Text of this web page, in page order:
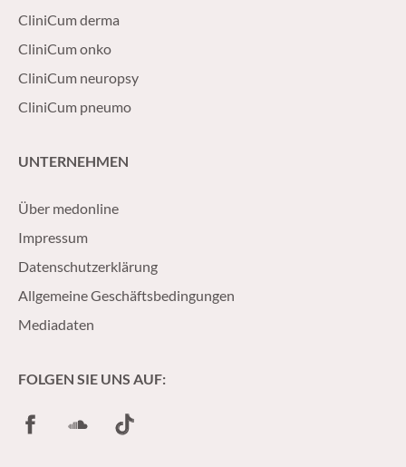
CliniCum derma
CliniCum onko
CliniCum neuropsy
CliniCum pneumo
UNTERNEHMEN
Über medonline
Impressum
Datenschutzerklärung
Allgemeine Geschäftsbedingungen
Mediadaten
FOLGEN SIE UNS AUF:
FacebookSoundCloud
TikTok